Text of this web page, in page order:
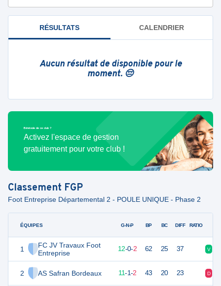
RÉSULTATS CALENDRIER
Aucun résultat de disponible pour le
moment. 😔
Bénévole de ce club ?
Activez l'espace de gestion
gratuitement pour votre club !
Classement FGP
Foot Entreprise Départemental 2 - POULE UNIQUE - Phase 2
ÉQUIPES
1
FC JV Travaux Foot
Entreprise
2 AS Safran Bordeaux
G-N-P BP BC DIFF RATIO
36 12-0-2 62 25 37 V
34 11-1-2 43 20 23 D